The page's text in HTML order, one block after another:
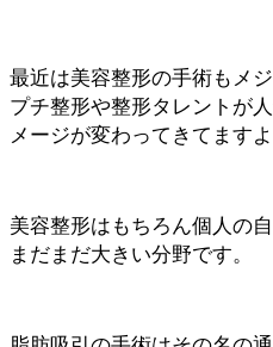
最近は美容整形の手術もメ
プチ整形や整形タレントが
メージが変わってきてますよ
美容整形はもちろん個人の
まだまだ大きい分野です。